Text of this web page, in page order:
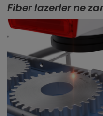
Fiber lazerler ne